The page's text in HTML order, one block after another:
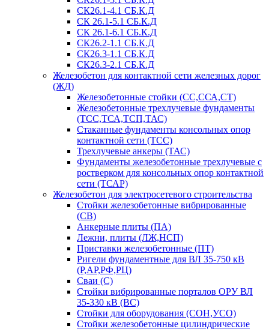
СК26.1-4.1 СБ.К.Д
СК 26.1-5.1 СБ.К.Д
СК 26.1-6.1 СБ.К.Д
СК26.2-1.1 СБ.К.Д
СК26.3-1.1 СБ.К.Д
СК26.3-2.1 СБ.К.Д
Железобетон для контактной сети железных дорог
(ЖД)
Железобетонные стойки (СС,ССА,СТ)
Железобетонные трехлучевые фундаменты
(ТСС,ТСА,ТСП,ТАС)
Стаканные фундаменты консольных опор
контактной сети (ТСС)
Трехлучевые анкеры (ТАС)
Фундаменты железобетонные трехлучевые с
ростверком для консольных опор контактной
сети (ТСАР)
Железобетон для электросетевого строительства
Стойки железобетонные вибрированные
(СВ)
Анкерные плиты (ПА)
Лежни, плиты (ЛЖ,НСП)
Приставки железобетонные (ПТ)
Ригели фундаментные для ВЛ 35-750 кВ
(Р,АР,РФ,РЦ)
Сваи (С)
Стойки вибрированные порталов ОРУ ВЛ
35-330 кВ (ВС)
Стойки для оборудования (СОН,УСО)
Стойки железобетонные цилиндрические